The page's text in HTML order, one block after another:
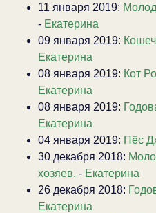
11 января 2019:
- Екатерина
09 января 2019:
Екатерина
08 января 2019: Кот
Екатерина
08 января 2019:
Екатерина
04 января 2019: Пёс
30 декабря 2018:
хозяев. - Екатерина
26 декабря 2018:
Екатерина